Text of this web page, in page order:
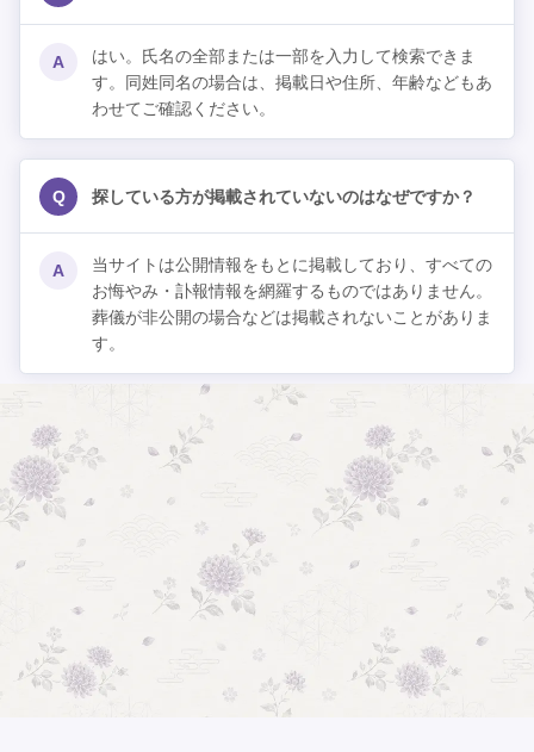
A
はい。氏名の全部または一部を入力して検索できま
す。同姓同名の場合は、掲載日や住所、年齢などもあ
わせてご確認ください。
Q 探している方が掲載されていないのはなぜですか？
A
当サイトは公開情報をもとに掲載しており、すべての
お悔やみ・訃報情報を網羅するものではありません。
葬儀が非公開の場合などは掲載されないことがありま
す。